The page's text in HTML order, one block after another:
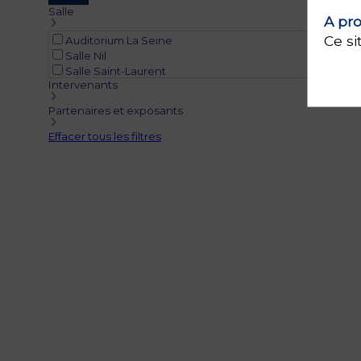
Salle
Auditorium La Seine
Salle Nil
Salle Saint-Laurent
Intervenants
Partenaires et exposants
Effacer tous les filtres
A
Ce